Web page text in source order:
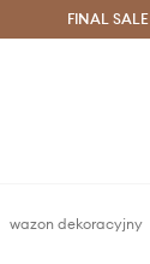
Oszczędzaj zFINAL
wazon dekoracyjny